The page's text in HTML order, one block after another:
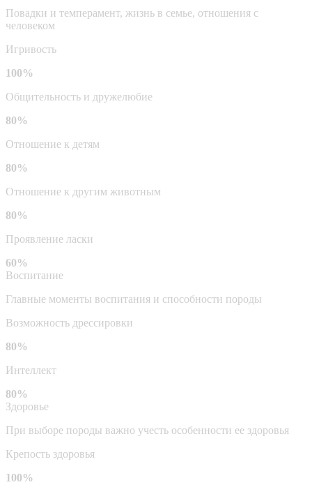
Повадки и темперамент, жизнь в семье, отношения с
человеком
Игривость
100%
Общительность и дружелюбие
80%
Отношение к детям
80%
Отношение к другим животным
80%
Проявление ласки
60%
Воспитание
Главные моменты воспитания и способности породы
Возможность дрессировки
80%
Интеллект
80%
Здоровье
При выборе породы важно учесть особенности ее здоровья
Крепость здоровья
100%